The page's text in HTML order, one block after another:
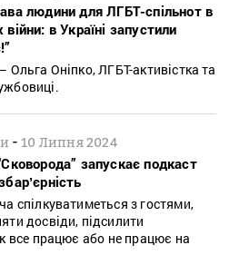
людини для ЛГБТ-спільнот в
в Україні запустили
Ольга Оніпко, ЛГБТ-активістка та
-10 Липня 2024
запускає подкаст
спілкуватиметься з гостями,
досвіди, підсилити
все працює або не працює на